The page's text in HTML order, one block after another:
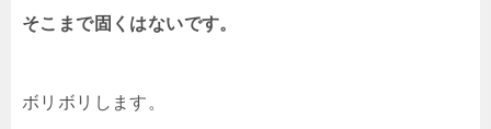
そこまで固くはないです。
ボリボリします。